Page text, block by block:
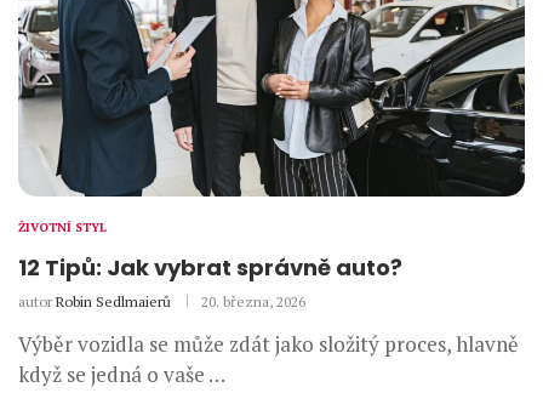
ŽIVOTNÍ STYL
12 Tipů: Jak vybrat správně auto?
autor Robin Sedlmaierů 20. března, 2026
Výběr vozidla se může zdát jako složitý proces, hlavně
když se jedná o vaše …